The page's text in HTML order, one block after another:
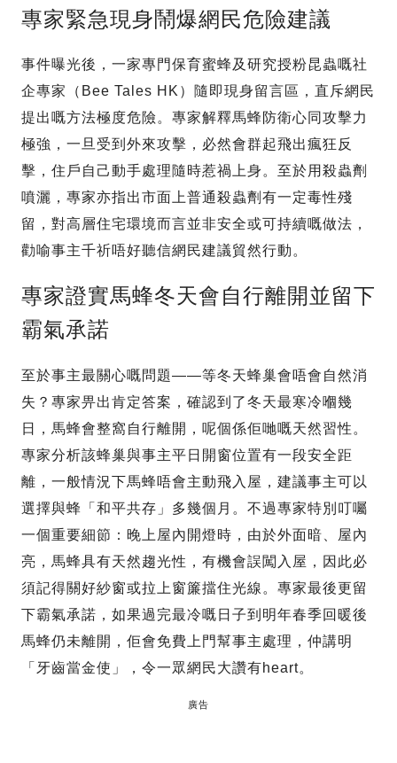
專家緊急現身鬧爆網民危險建議
事件曝光後，一家專門保育蜜蜂及研究授粉昆蟲嘅社
企專家（Bee Tales HK）隨即現身留言區，直斥網民
提出嘅方法極度危險。專家解釋馬蜂防衛心同攻擊力
極強，一旦受到外來攻擊，必然會群起飛出瘋狂反
擊，住戶自己動手處理隨時惹禍上身。至於用殺蟲劑
噴灑，專家亦指出市面上普通殺蟲劑有一定毒性殘
留，對高層住宅環境而言並非安全或可持續嘅做法，
勸喻事主千祈唔好聽信網民建議貿然行動。
專家證實馬蜂冬天會自行離開並留下
霸氣承諾
至於事主最關心嘅問題——等冬天蜂巢會唔會自然消
失？專家畀出肯定答案，確認到了冬天最寒冷嗰幾
日，馬蜂會整窩自行離開，呢個係佢哋嘅天然習性。
專家分析該蜂巢與事主平日開窗位置有一段安全距
離，一般情況下馬蜂唔會主動飛入屋，建議事主可以
選擇與蜂「和平共存」多幾個月。不過專家特別叮囑
一個重要細節：晚上屋內開燈時，由於外面暗、屋內
亮，馬蜂具有天然趨光性，有機會誤闖入屋，因此必
須記得關好紗窗或拉上窗簾擋住光線。專家最後更留
下霸氣承諾，如果過完最冷嘅日子到明年春季回暖後
馬蜂仍未離開，佢會免費上門幫事主處理，仲講明
「牙齒當金使」，令一眾網民大讚有heart。
廣告